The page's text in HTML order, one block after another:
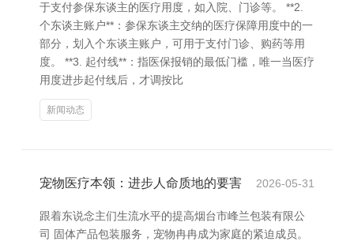
于支付参保东谈主的医疗用度，如入院、门诊等。 **2.
个东谈主账户**：参保东谈主交纳的医疗保障用度中的一
部分，划入个东谈主账户，可用于支付门诊、购药等用
度。 **3. 起付线**：指医保报销的最低门槛，唯一当医疗
用度进步起付线后，才调按比
新闻动态
宠物医疗本领：进步人命质地的要害 2026-05-31
跟着东说念主们生流水平的提高烟台市峰兰包装有限公
司 固体产品包装服务，宠物冉冉成为家庭的紧迫成员。